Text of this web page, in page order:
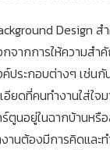
Design
จากการให้ความสำ
ประกอบต่างๆ เช่น
อียดที่คนทำงานใส่ใจ
ตูนอยู่ในฉากบ้านหรื
านต้องมีการคิดและ